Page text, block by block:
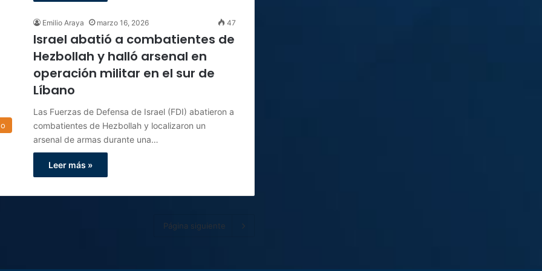
Emilio Araya marzo 16, 2026 47
Israel abatió a combatientes de
Hezbollah y halló arsenal en
operación militar en el sur de
Líbano
Las Fuerzas de Defensa de Israel (FDI) abatieron a
combatientes de Hezbollah y localizaron un
arsenal de armas durante una…
Leer más »
Página siguiente